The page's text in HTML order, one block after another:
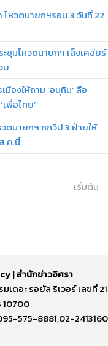
โหวตนายกฯรอบ 3 วันที่ 22
ะชุมโหวตนายกฯ เล็งเคลียร์
บ
มืองให้ถาม ‘อนุทิน’ ลือ
พื่อไทย’
วตนายกฯ ถกวิป 3 ฝ่ายให้
.ค.นี้
เริ่มต้น
| สำนักข่าวอิศรา
มเดอะ รอยัล ริเวอร์ เลข
10700
575-8881,02-